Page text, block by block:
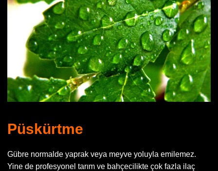
Püskürtme
Gübre normalde yaprak veya meyve yoluyla emilemez.
Yine de profesyonel tarım ve bahçecilikte çok fazla ilaç